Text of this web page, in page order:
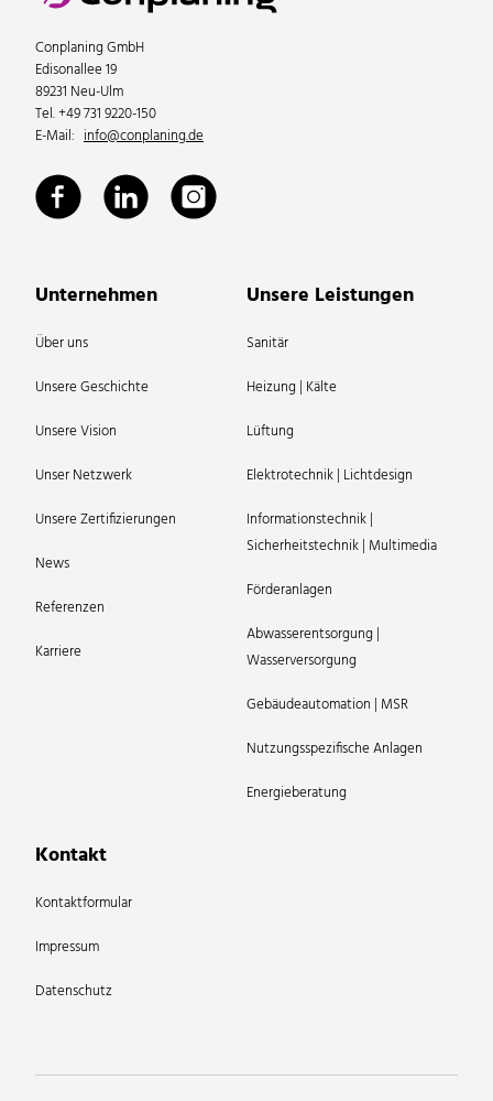
Conplaning GmbH
Edisonallee 19
89231 Neu-Ulm
Tel. +49 731 9220-150
E-Mail: info@conplaning.de
Unternehmen
Über uns
Unsere Geschichte
Unsere Vision
Unser Netzwerk
Unsere Zertifizierungen
News
Referenzen
Karriere
Unsere Leistungen
Sanitär
Heizung | Kälte
Lüftung
Elektrotechnik | Lichtdesign
Informationstechnik |
Sicherheitstechnik | Multimedia
Förderanlagen
Abwasserentsorgung |
Wasserversorgung
Gebäudeautomation | MSR
Nutzungsspezifische Anlagen
Energieberatung
Kontakt
Kontaktformular
Impressum
Datenschutz